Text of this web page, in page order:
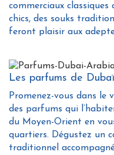
commerciaux classiques
chics, des souks
feront plaisir aux
Les parfums de Dubaï
Promenez-vous dans le
des parfums qui
du Moyen-Orient en
quartiers. Dégustez un
traditionnel